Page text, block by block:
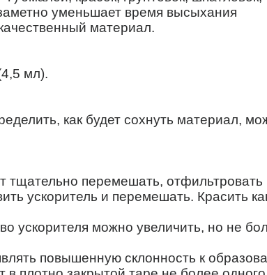
уменьшает время высыхания
материал.
мл).
как будет сохнуть материал,
тщательно перемешать, отфильтровать
ускоритель и перемешать. Красить
ускорителя можно увеличить, но не
повышенную склонность к